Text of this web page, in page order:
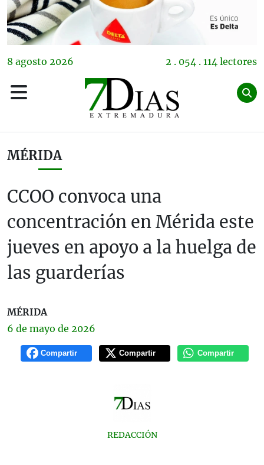
8 agosto 2026 2 . 054 . 114 lectores
MÉRIDA
CCOO convoca una
concentración en Mérida este
jueves en apoyo a la huelga de
las guarderías
MÉRIDA
6 de mayo de 2026
Compartir Compartir Compartir
REDACCIÓN